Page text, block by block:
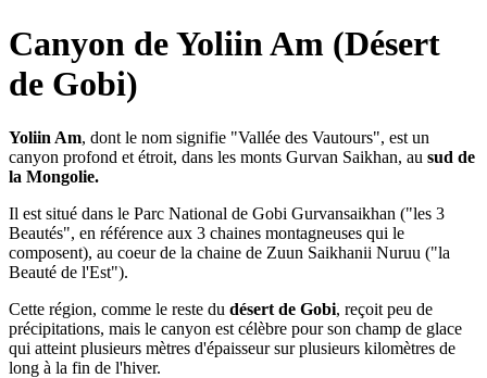
Canyon de Yoliin Am (Désert
de Gobi)
Yoliin Am, dont le nom signifie "Vallée des Vautours", est un
canyon profond et étroit, dans les monts Gurvan Saikhan, au sud de
la Mongolie.
Il est situé dans le Parc National de Gobi Gurvansaikhan ("les 3
Beautés", en référence aux 3 chaines montagneuses qui le
composent), au coeur de la chaine de Zuun Saikhanii Nuruu ("la
Beauté de l'Est").
Cette région, comme le reste du désert de Gobi, reçoit peu de
précipitations, mais le canyon est célèbre pour son champ de glace
qui atteint plusieurs mètres d'épaisseur sur plusieurs kilomètres de
long à la fin de l'hiver.